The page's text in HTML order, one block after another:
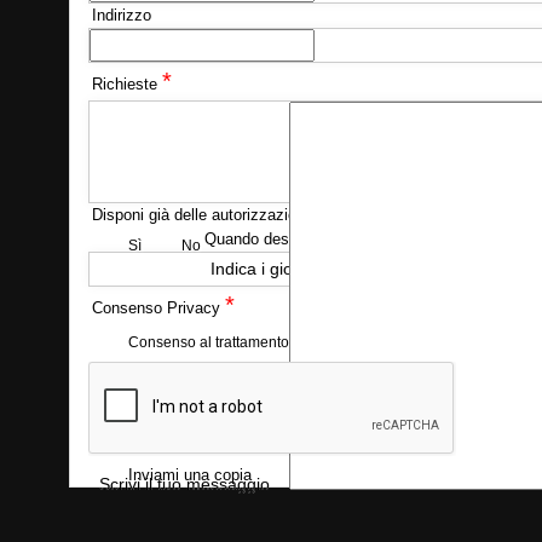
Indirizzo
Richieste *
Scrivi il tuo messaggio
Disponi già delle autorizzazioni necessarie?
Sì No Quando desideri essere ricontattato?
Indica i giorni e l'orario nei quali preferisci
Consenso Privacy *
Consenso al trattamento dei dati personali Seleziona la
Inviami una copia